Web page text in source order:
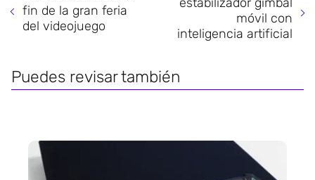
fin de la gran feria
del videojuego
móvil con
inteligencia artificial
Puedes revisar también